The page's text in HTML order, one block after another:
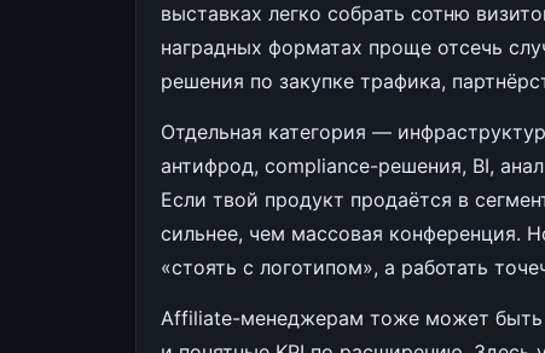
выставках легко собрать сотню
наградных форматах проще отсечь
решения по закупке трафика,
Отдельная категория —
антифрод, compliance-решения, BI,
Если твой продукт продаётся в
сильнее, чем массовая конференция.
«стоять с логотипом», а работать
Affiliate-менеджерам тоже может быть